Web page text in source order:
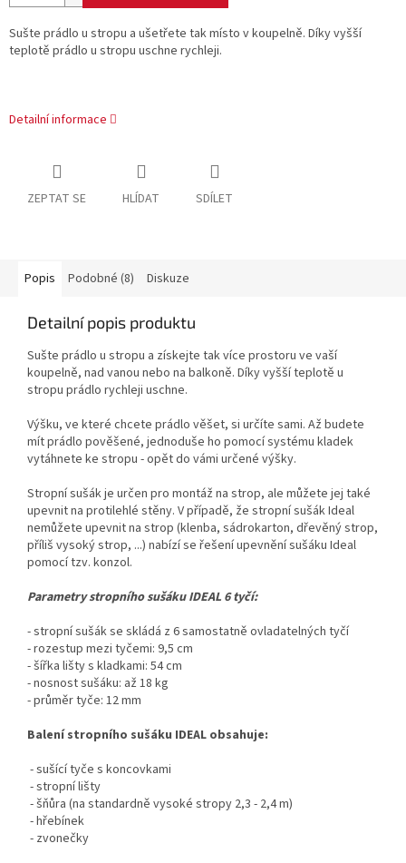
Sušte prádlo u stropu a ušetřete tak místo v koupelně. Díky vyšší
teplotě prádlo u stropu uschne rychleji.
Detailní informace
ZEPTAT SE HLÍDAT SDÍLET
Popis Podobné (8) Diskuze
Detailní popis produktu
Sušte prádlo u stropu a získejte tak více prostoru ve vaší
koupelně, nad vanou nebo na balkoně. Díky vyšší teplotě u
stropu prádlo rychleji uschne.
Výšku, ve které chcete prádlo věšet, si určíte sami. Až budete
mít prádlo pověšené, jednoduše ho pomocí systému kladek
vytáhnete ke stropu - opět do vámi určené výšky.
Stropní sušák je určen pro montáž na strop, ale můžete jej také
upevnit na protilehlé stěny. V případě, že stropní sušák Ideal
nemůžete upevnit na strop (klenba, sádrokarton, dřevěný strop,
příliš vysoký strop, ...) nabízí se řešení upevnění sušáku Ideal
pomocí tzv. konzol.
Parametry stropního sušáku IDEAL 6 tyčí:
- stropní sušák se skládá z 6 samostatně ovladatelných tyčí
- rozestup mezi tyčemi: 9,5 cm
- šířka lišty s kladkami: 54 cm
- nosnost sušáku: až 18 kg
- průměr tyče: 12 mm
Balení stropního sušáku IDEAL obsahuje:
- sušící tyče s koncovkami
- stropní lišty
- šňůra (na standardně vysoké stropy 2,3 - 2,4 m)
- hřebínek
- zvonečky